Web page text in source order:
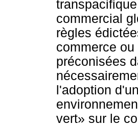
commercial
règles
commerce
préconisées
l'adoption
vert» sur le